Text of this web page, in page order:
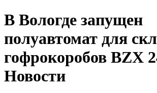
В Вологде запущен
полуавтомат для
гофрокоробов BZX
Новости